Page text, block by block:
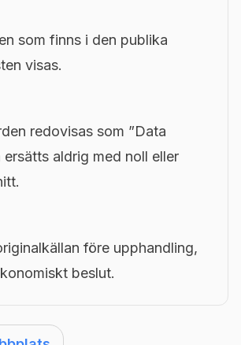
som finns i den publika
visas.
redovisas som ”Data
ersätts aldrig med noll eller
före upphandling,
beslut.